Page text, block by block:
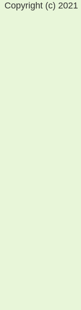
Copyright (c)